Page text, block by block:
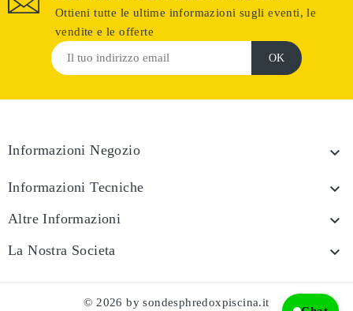
Ottieni tutte le ultime informazioni sugli eventi, le
vendite e le offerte
Informazioni Negozio 
Informazioni Tecniche 
Altre Informazioni 
La Nostra Societa 
© 2026 by sondesphredoxpiscina.it